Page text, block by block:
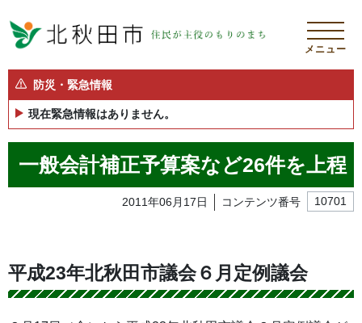
メニュー
防災・緊急情報
現在緊急情報はありません。
一般会計補正予算案など26件を上程
2011年06月17日 コンテンツ番号 10701
平成23年北秋田市議会６月定例議会